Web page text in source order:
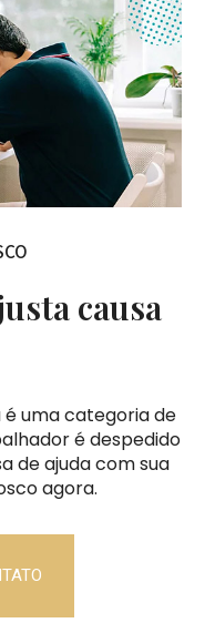
causa
é uma categoria de
é despedido
de ajuda com sua
agora.